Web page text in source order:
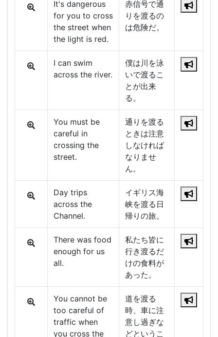
It's dangerous
for you to cross
the street when
the light is red.
赤信号で通
りを渡るの
は危険だ。
I can swim
across the river.
僕は川を泳
いで渡るこ
とが出来
る。
You must be
careful in
crossing the
street.
通りを渡る
ときは注意
しなければ
なりませ
ん。
Day trips
across the
Channel.
イギリス海
峡を渡る日
帰りの旅。
There was food
enough for us
all.
私たち皆に
行き渡るだ
けの食料が
あった。
You cannot be
too careful of
traffic when
you cross the
道を渡る
時、車に注
意し過ぎな
どというこ